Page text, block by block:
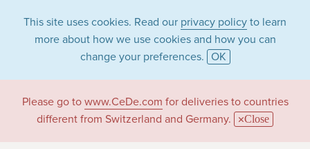
This site uses cookies. Read our privacy policy to learn
more about how we use cookies and how you can
change your preferences. OK
Please go to www.CeDe.com for deliveries to countries
different from Switzerland and Germany.
Close